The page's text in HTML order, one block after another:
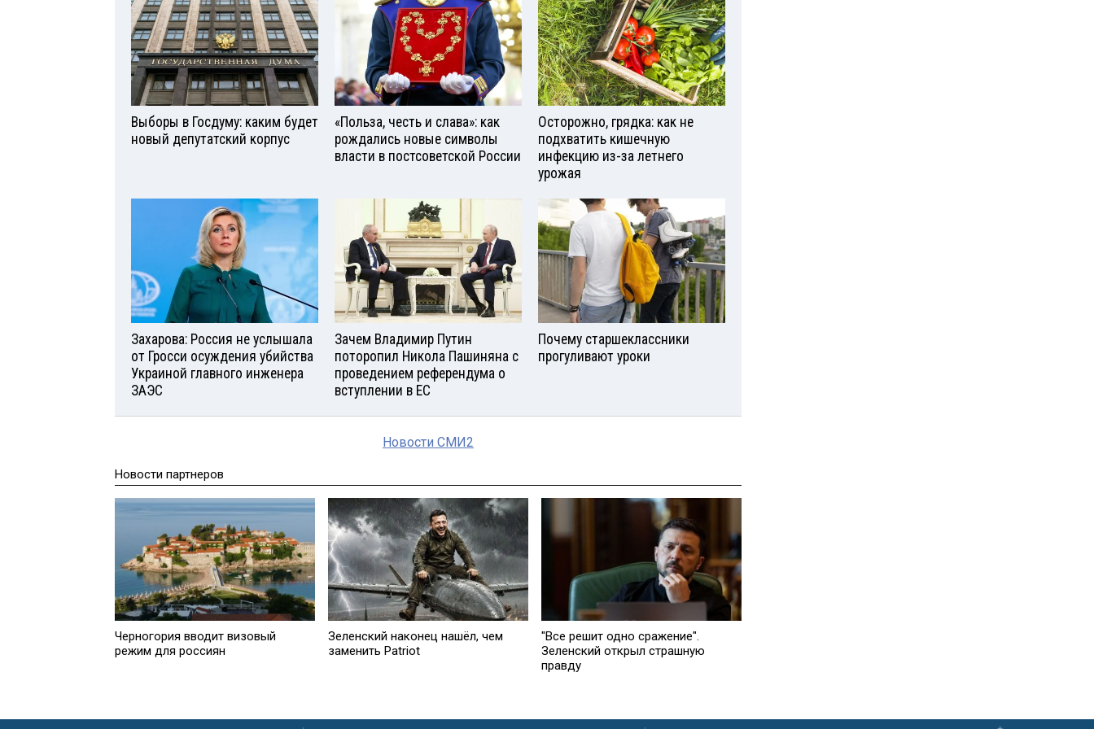
Выборы в Госдуму: каким будет
новый депутатский корпус
«Польза, честь и слава»: как
рождались новые символы
власти в постсоветской России
Осторожно, грядка: как не
подхватить кишечную
инфекцию из-за летнего
урожая
Захарова: Россия не услышала
от Гросси осуждения убийства
Украиной главного инженера
ЗАЭС
Зачем Владимир Путин
поторопил Никола Пашиняна с
проведением референдума о
вступлении в ЕС
Почему старшеклассники
прогуливают уроки
Новости СМИ2
Новости партнеров
Черногория вводит визовый
режим для россиян
Зеленский наконец нашёл, чем
заменить Patriot
"Все решит одно сражение".
Зеленский открыл страшную
правду